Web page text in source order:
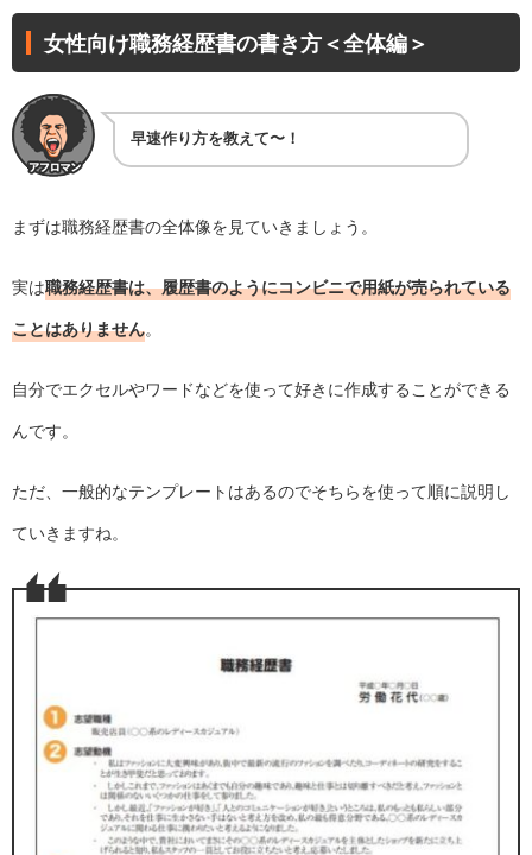
女性向け職務経歴書の書き方＜全体編＞
早速作り方を教えて〜！
まずは職務経歴書の全体像を見ていきましょう。
実は職務経歴書は、履歴書のようにコンビニで用紙が売られている
ことはありません。
自分でエクセルやワードなどを使って好きに作成することができる
んです。
ただ、一般的なテンプレートはあるのでそちらを使って順に説明し
ていきますね。